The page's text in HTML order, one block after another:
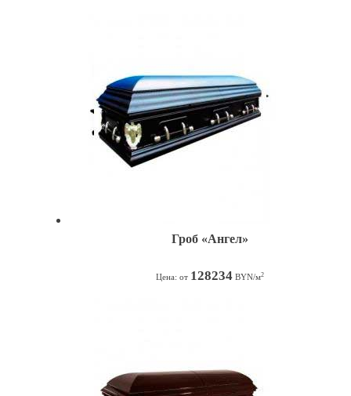
Гроб «Ангел»
Цена: от 128234 BYN/м2